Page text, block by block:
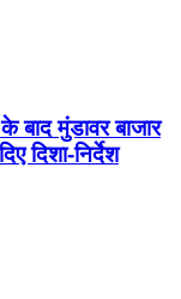
बाद मुंडावर बाजार
दिशा-निर्देश